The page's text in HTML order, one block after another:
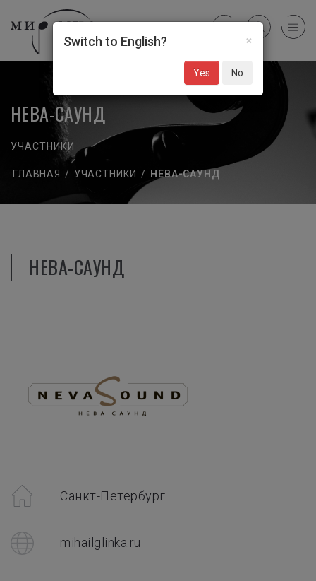
НЕВА-САУНД
УЧАСТНИКИ
ГЛАВНАЯ / УЧАСТНИКИ / НЕВА-САУНД
НЕВА-САУНД
Санкт-Петербург
mihailglinka.ru
×
Switch to English?
Yes No